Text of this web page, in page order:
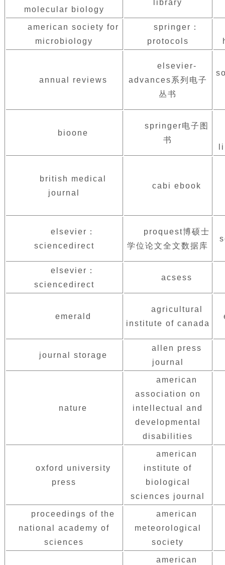
molecular biology
library
american society for
microbiology
springer：
protocols
annual reviews
elsevier-
advances系列电子
丛书
bioone
springer电子图
书
british medical
journal
cabi ebook
elsevier：
sciencedirect
proquest博硕士
学位论文全文数据库
elsevier：
sciencedirect
acsess
emerald
agricultural
institute of canada
journal storage
allen press
journal
nature
american
association on
intellectual and
developmental
disabilities
oxford university
press
american
institute of
biological
sciences journal
proceedings of the
national academy of
sciences
american
meteorological
society
american